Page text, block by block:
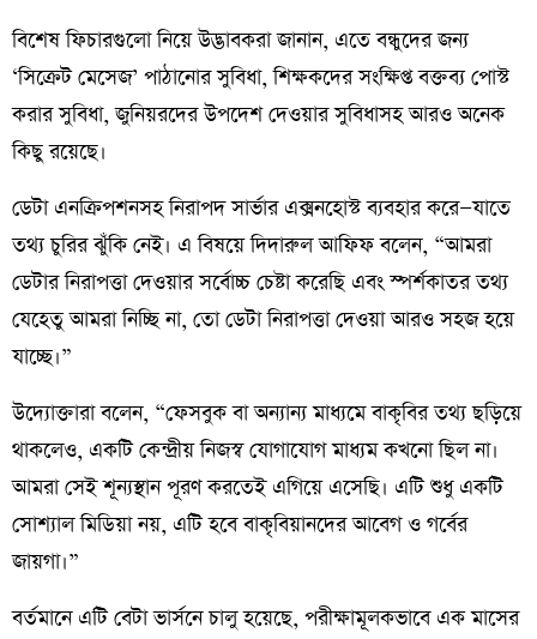
বিশেষ ফিচারগুলো নিয়ে উদ্ভাবকরা জানান, এতে বন্ধুদের জন্য
‘সিক্রেট মেসেজ’ পাঠানোর সুবিধা, শিক্ষকদের সংক্ষিপ্ত বক্তব্য পোস্ট
করার সুবিধা, জুনিয়রদের উপদেশ দেওয়ার সুবিধাসহ আরও অনেক
কিছু রয়েছে।
ডেটা এনক্রিপশনসহ নিরাপদ সার্ভার এক্সনহোস্ট ব্যবহার করে—যাতে
তথ্য চুরির ঝুঁকি নেই। এ বিষয়ে দিদারুল আফিফ বলেন, “আমরা
ডেটার নিরাপত্তা দেওয়ার সর্বোচ্চ চেষ্টা করেছি এবং স্পর্শকাতর তথ্য
যেহেতু আমরা নিচ্ছি না, তো ডেটা নিরাপত্তা দেওয়া আরও সহজ হয়ে
যাচ্ছে।”
উদ্যোক্তারা বলেন, “ফেসবুক বা অন্যান্য মাধ্যমে বাকৃবির তথ্য ছড়িয়ে
থাকলেও, একটি কেন্দ্রীয় নিজস্ব যোগাযোগ মাধ্যম কখনো ছিল না।
আমরা সেই শূন্যস্থান পূরণ করতেই এগিয়ে এসেছি। এটি শুধু একটি
সোশ্যাল মিডিয়া নয়, এটি হবে বাকৃবিয়ানদের আবেগ ও গর্বের
জায়গা।”
বর্তমানে এটি বেটা ভার্সনে চালু হয়েছে, পরীক্ষামূলকভাবে এক মাসের